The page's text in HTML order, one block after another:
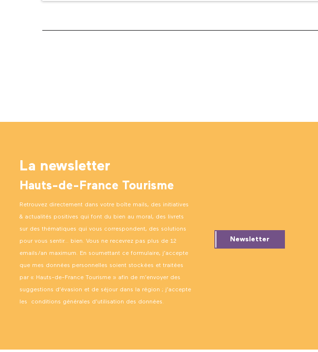
La newsletter
Hauts-de-France Tourisme
Retrouvez directement dans votre boîte mails, des initiatives
& actualités positives qui font du bien au moral, des livrets
sur des thématiques qui vous correspondent, des solutions
pour vous sentir… bien. Vous ne recevrez pas plus de 12
emails/an maximum. En soumettant ce formulaire, j’accepte
que mes données personnelles soient stockées et traitées
par « Hauts-de-France Tourisme » afin de m’envoyer des
suggestions d’évasion et de séjour dans la région ; j’accepte
les conditions générales d’utilisation des données.
Newsletter